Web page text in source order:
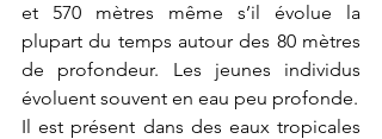
et 570 mètres même s’il évolue la
plupart du temps autour des 80 mètres
de profondeur. Les jeunes individus
évoluent souvent en eau peu profonde.
Il est présent dans des eaux tropicales